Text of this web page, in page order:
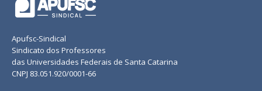
Apufsc-Sindical
Sindicato dos Professores
das Universidades Federais de Santa Catarina
CNPJ 83.051.920/0001-66